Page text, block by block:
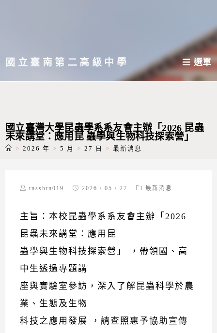
主國立臺南第二高級中學 選單
國立臺灣大學昆蟲學系系友會主辦「2026 昆蟲
未來講堂：應用昆 蟲學與生物科技探索營」
> 2026 年 > 5 月 > 27 日 > 最新消息
Posttnsshtn019
Post2026 / 05 / 27
Post最新消息
主旨：本校昆蟲學系系友會主辦「2026
昆蟲未來講堂：應用昆
蟲學與生物科技探索營」 ，帶領國、高
中生透過專題講
座與實驗室參訪，深入了解昆蟲科學於農
業、生態及生物
科技之應用發展 ，請查照惠予協助宣傳